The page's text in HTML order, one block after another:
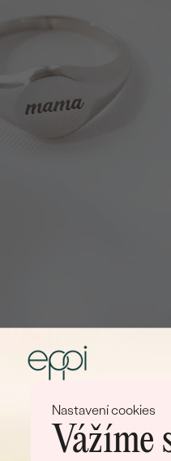
Nastavení cookies
Vážíme